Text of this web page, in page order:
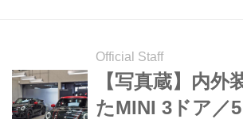
Official Staff
【写真蔵】内外
たMINI 3ドア／